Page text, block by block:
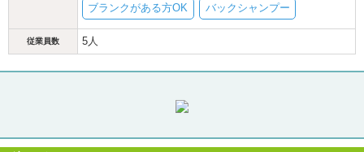
ブランクがある方OK バックシャンプー
従業員数 5人